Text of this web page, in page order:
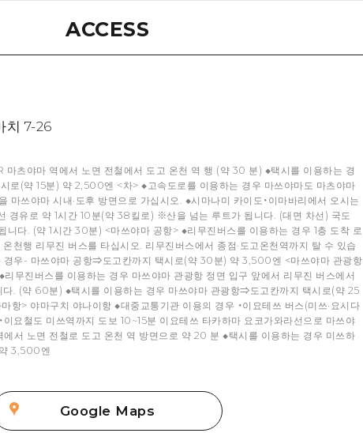
ACCESS
치 7-26
마츠야마 역에서 노면 전철에서 도고 온천 역 행 (약 30 분) ◆택시를 이용하는 경
로(약 15분) 약 2,500엔 <차> ◆고속도로를 이용하는 경우 마쓰야마도 마츠야마
쓰야마 시내·도후 방면으로 가십시오. ◆시마나미 카이도・이마바리에서 오시는
경유로 약 1시간 10분(약 38킬로) ※산을 넘는 루트가 됩니다. (대면 차선) 국도
니다. (약 1시간 30분) <마쓰야마 공항> ◆리무진버스를 이용하는 경우 1층 도착 로
천행 리무진 버스를 타십시오. 리무진버스에서 종점·도고온천역까지 탈 수 있습
경우- 마쓰야마 공항⇒도고칸까지 택시로(약 30분) 약 3,500엔 <마쓰야마 관광항
리무진버스를 이용하는 경우 마쓰야마 관광항 정면 입구 앞에서 리무진 버스에서
다. (약 60분) ◆택시를 이용하는 경우 마쓰야마 관광항⇒도고칸까지 택시로(약 25
항> 야마구치 야나이항 ◆대중교통기관 이용의 경우 ・이요테쓰 버스(미쓰·요시다
요철도 미쓰역까지 도보 10~15분 이요테쓰 타카하마 요코가와라선으로 마쓰야
서 노면 전철로 도고 온천 역 방면으로 약 20 분 ◆택시를 이용하는 경우 미쓰하
3,500엔
Google Maps